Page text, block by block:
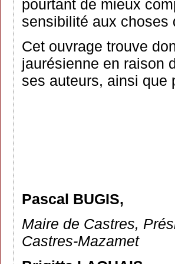
pourtant de mieux
sensibilité aux choses
Cet ouvrage trouve
jaurésienne en raison
ses auteurs, ainsi que
Pascal BUGIS,
Maire de Castres,
Castres-Mazamet